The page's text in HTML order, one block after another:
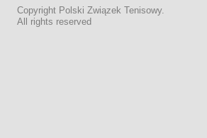
Copyright Polski Związek Tenisowy.
All rights reserved